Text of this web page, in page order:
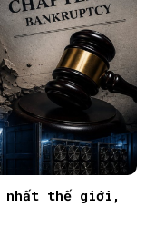
nhất thế giới,